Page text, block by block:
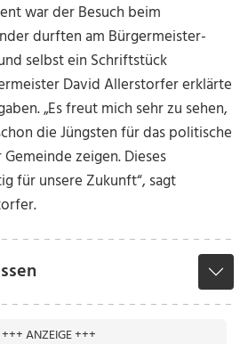
war der Besuch beim
durften am Bürgermeister-
selbst ein Schriftstück
David Allerstorfer erklärte
„Es freut mich sehr zu sehen,
die Jüngsten für das politische
zeigen. Dieses
für unsere Zukunft“, sagt
+++ ANZEIGE +++